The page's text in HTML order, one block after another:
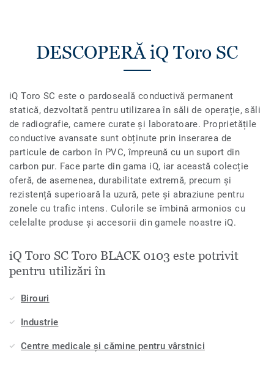
DESCOPERĂ iQ Toro SC
iQ Toro SC este o pardoseală conductivă permanent
statică, dezvoltată pentru utilizarea în săli de operație, săli
de radiografie, camere curate și laboratoare. Proprietățile
conductive avansate sunt obținute prin inserarea de
particule de carbon în PVC, împreună cu un suport din
carbon pur. Face parte din gama iQ, iar această colecție
oferă, de asemenea, durabilitate extremă, precum și
rezistență superioară la uzură, pete și abraziune pentru
zonele cu trafic intens. Culorile se îmbină armonios cu
celelalte produse și accesorii din gamele noastre iQ.
iQ Toro SC Toro BLACK 0103 este potrivit
pentru utilizări în
Birouri
Industrie
Centre medicale și cămine pentru vârstnici